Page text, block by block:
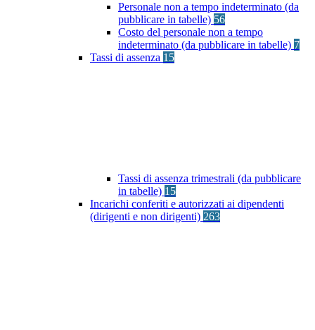
Personale non a tempo indeterminato (da
pubblicare in tabelle) 56
Costo del personale non a tempo
indeterminato (da pubblicare in tabelle) 7
Tassi di assenza 15
Tassi di assenza trimestrali (da pubblicare
in tabelle) 15
Incarichi conferiti e autorizzati ai dipendenti
(dirigenti e non dirigenti) 263